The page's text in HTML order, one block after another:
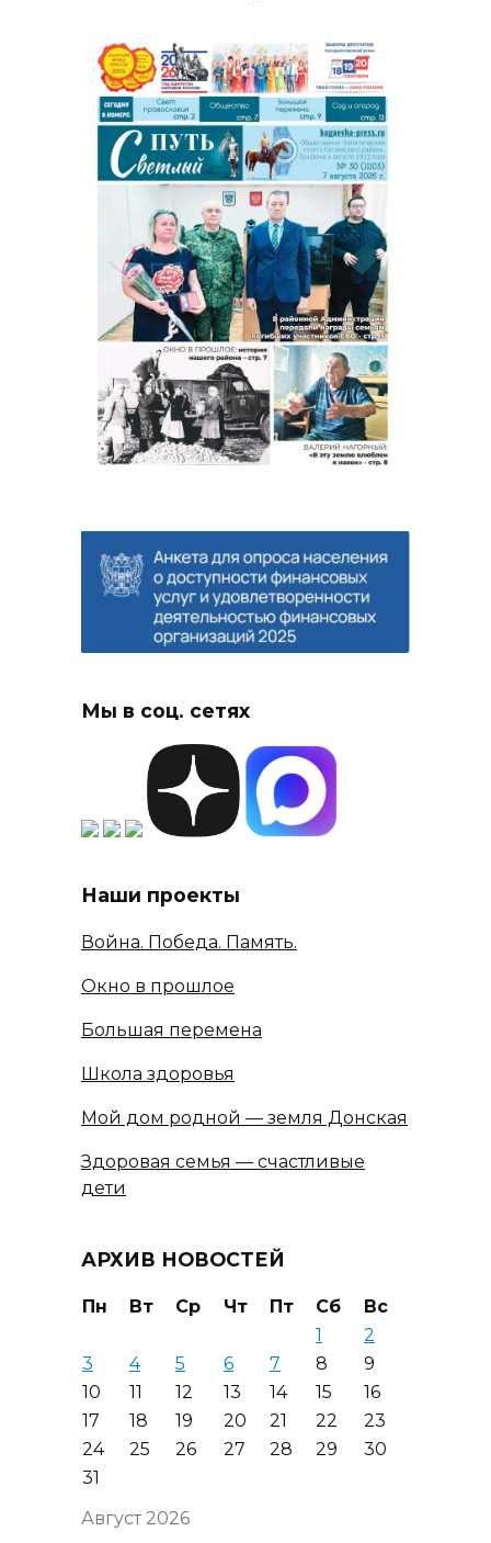
Мы в соц. сетях
Наши проекты
Война. Победа. Память.
Окно в прошлое
Большая перемена
Школа здоровья
Мой дом родной — земля Донская
Здоровая семья — счастливые
дети
АРХИВ НОВОСТЕЙ
Август 2026
Пн Вт Ср Чт Пт Сб
Вс
1
2
3
4 5 6 7 8
9
10
11 12 13 14 15
16
17
18 19 20 21 22
23
24
25 26 27 28 29
30
31